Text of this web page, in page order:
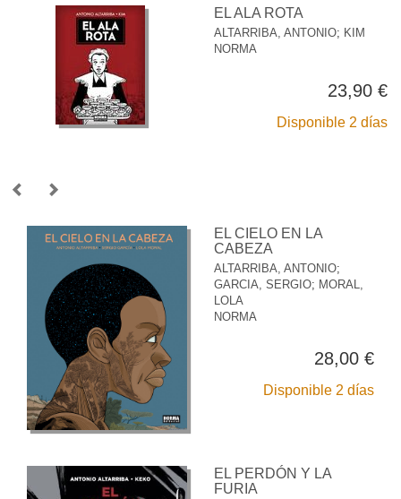
EL ALA ROTA
ALTARRIBA, ANTONIO; KIM
NORMA
23,90 €
Disponible 2 días
EL CIELO EN LA
CABEZA
ALTARRIBA, ANTONIO;
GARCIA, SERGIO; MORAL,
LOLA
NORMA
28,00 €
Disponible 2 días
EL PERDÓN Y LA
FURIA